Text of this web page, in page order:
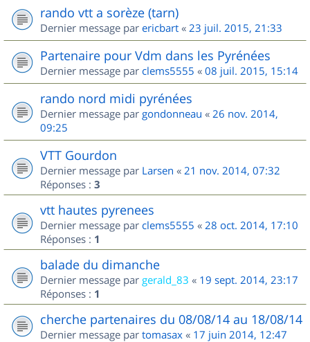
rando vtt a sorèze (tarn)
Dernier message par ericbart « 23 juil. 2015, 21:33
Partenaire pour Vdm dans les Pyrénées
Dernier message par clems5555 « 08 juil. 2015, 15:14
rando nord midi pyrénées
Dernier message par gondonneau « 26 nov. 2014,
09:25
VTT Gourdon
Dernier message par Larsen « 21 nov. 2014, 07:32
Réponses : 3
vtt hautes pyrenees
Dernier message par clems5555 « 28 oct. 2014, 17:10
Réponses : 1
balade du dimanche
Dernier message par gerald_83 « 19 sept. 2014, 23:17
Réponses : 1
cherche partenaires du 08/08/14 au 18/08/14
Dernier message par tomasax « 17 juin 2014, 12:47